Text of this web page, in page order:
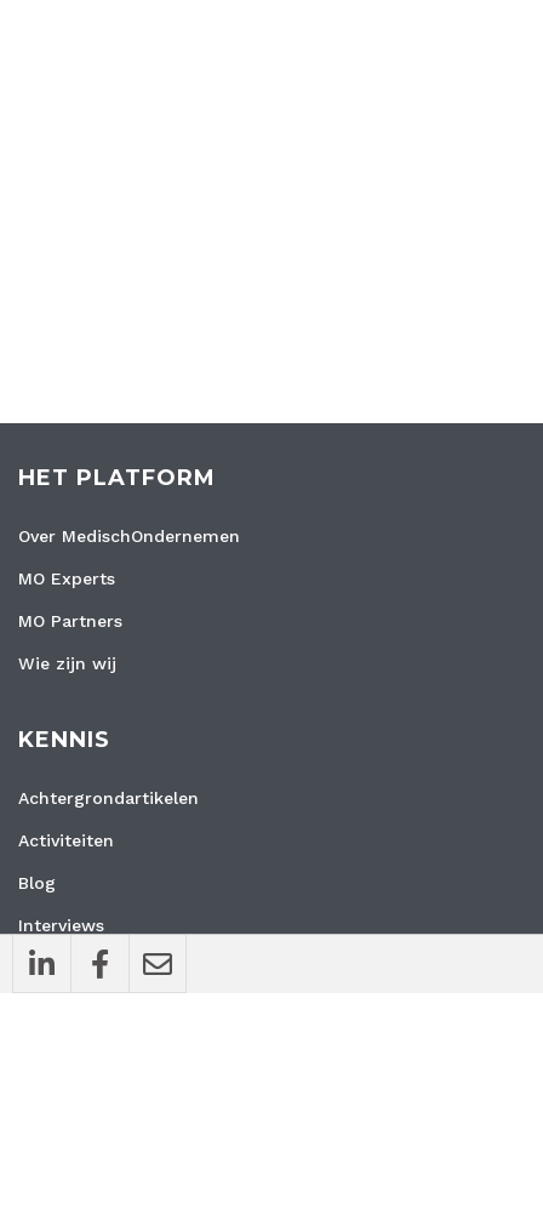
HET PLATFORM
Over MedischOndernemen
MO Experts
MO Partners
Wie zijn wij
KENNIS
Achtergrondartikelen
Activiteiten
Blog
Interviews
Nieuws